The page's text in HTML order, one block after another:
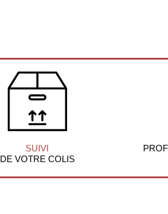
SUIVI
DE VOTRE COLIS